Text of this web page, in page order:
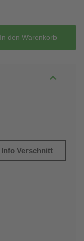
In den Warenkorb
Info Verschnitt